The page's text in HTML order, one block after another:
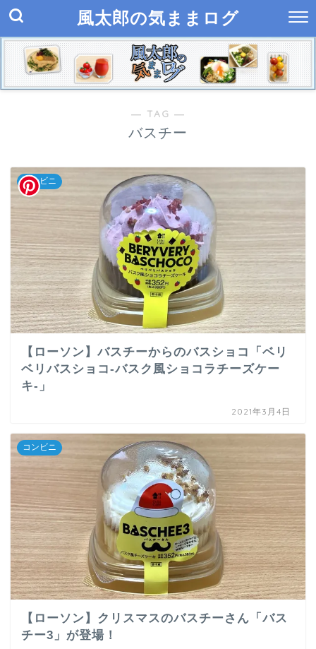
風太郎の気ままログ
― TAG ―
バスチー
コンビニ
【ローソン】バスチーからのバスショコ「ベリ
ベリバスショコ-バスク風ショコラチーズケー
キ-」
2021年3月4日
コンビニ
【ローソン】クリスマスのバスチーさん「バス
チー3」が登場！